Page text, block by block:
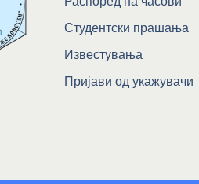
Студентски прашања
Известувања
Пријави од укажувачи